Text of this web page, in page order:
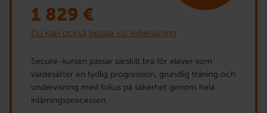
1 829 €
Du kan också betala via avbetalning
Secure-kursen passar särskilt bra för elever som
värdesätter en tydlig progression, grundlig träning och
undervisning med fokus på säkerhet genom hela
inlärningsprocessen.